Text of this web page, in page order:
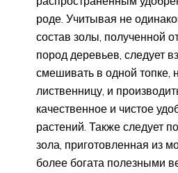
роде. Учитывая не
состав золы, полученной
пород деревьев, следует
смешивать в одной топке,
лиственницу, и
качественное и чистое
растений. Также следует
зола, приготовленная из
более богата полезными